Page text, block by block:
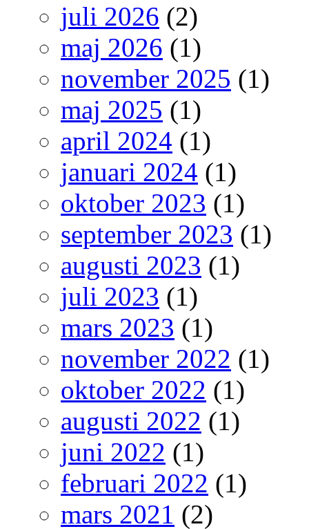
juli 2026 (2)
maj 2026 (1)
november 2025 (1)
maj 2025 (1)
april 2024 (1)
januari 2024 (1)
oktober 2023 (1)
september 2023 (1)
augusti 2023 (1)
juli 2023 (1)
mars 2023 (1)
november 2022 (1)
oktober 2022 (1)
augusti 2022 (1)
juni 2022 (1)
februari 2022 (1)
mars 2021 (2)